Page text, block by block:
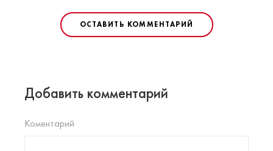
ОСТАВИТЬ КОММЕНТАРИЙ
Добавить комментарий
Коментарий